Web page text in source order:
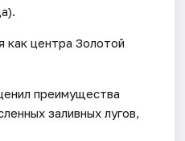
центра Золотой
преимущества
заливных лугов,